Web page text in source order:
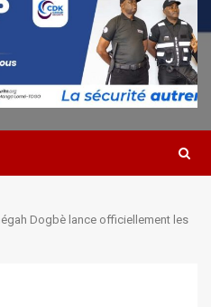
Dogbè lance officiellement les